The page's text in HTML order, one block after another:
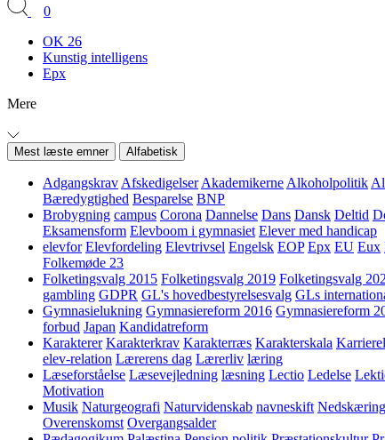
0
OK 26
Kunstig intelligens
Epx
Mere
Mest læste emner Alfabetisk
Adgangskrav Afskedigelser Akademikerne Alkoholpolitik
Bæredygtighed Besparelse BNP
Brobygning campus Corona Dannelse Dans Dansk Deltid
Eksamensform Elevboom i gymnasiet Elever med handicap
elevfor Elevfordeling Elevtrivsel Engelsk EOP Epx EU Eux
Folkemøde 23
Folketingsvalg 2015 Folketingsvalg 2019 Folketingsvalg
gambling GDPR GL's hovedbestyrelsesvalg GLs
Gymnasielukning Gymnasiereform 2016 Gymnasiereform
forbud Japan Kandidatreform
Karakterer Karakterkrav Karakterræs Karakterskala
elev-relation Lærerens dag Lærerliv læring
Læseforståelse Læsevejledning læsning Lectio Ledelse
Motivation
Musik Naturgeografi Naturvidenskab navneskift
Overenskomst Overgangsalder